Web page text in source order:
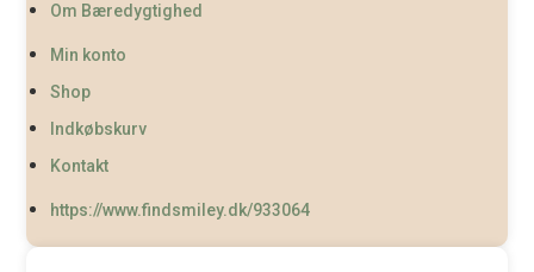
Om Bæredygtighed
Min konto
Shop
Indkøbskurv
Kontakt
https://www.findsmiley.dk/933064